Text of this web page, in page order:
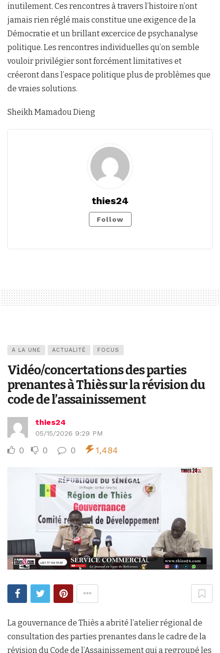
inutilement. Ces rencontres à travers l’histoire n’ont
jamais rien réglé mais constitue une exigence de la
Démocratie et un brillant excercice de psychanalyse
politique. Les rencontres individuelles qu’on semble
vouloir privilégier sont forcément limitatives et
créeront dans l’espace politique plus de problèmes que
de vraies solutions.
Sheikh Mamadou Dieng
thies24
Follow
A LA UNE ACTUALITÉ FOCUS
Vidéo/concertations des parties
prenantes à Thiès sur la révision du
code de l’assainissement
thies24
05/15/2026 9:29 PM
0 0 0 1,484
La gouvernance de Thiès a abrité l’atelier régional de
consultation des parties prenantes dans le cadre de la
révision du Code de l’Assainissement qui a regroupé les